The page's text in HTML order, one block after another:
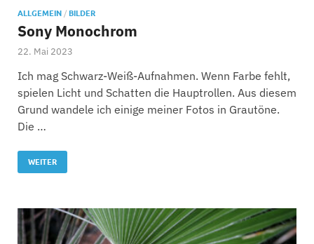
ALLGEMEIN / BILDER
Sony Monochrom
22. Mai 2023
Ich mag Schwarz-Weiß-Aufnahmen. Wenn Farbe fehlt,
spielen Licht und Schatten die Hauptrollen. Aus diesem
Grund wandele ich einige meiner Fotos in Grautöne.
Die …
WEITER